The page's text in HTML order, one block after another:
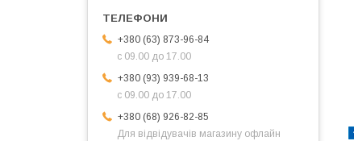
+380 (63) 873-96-84
с 09.00 до 17.00
+380 (93) 939-68-13
с 09.00 до 17.00
+380 (68) 926-82-85
Для відвідувачів магазину офлайн